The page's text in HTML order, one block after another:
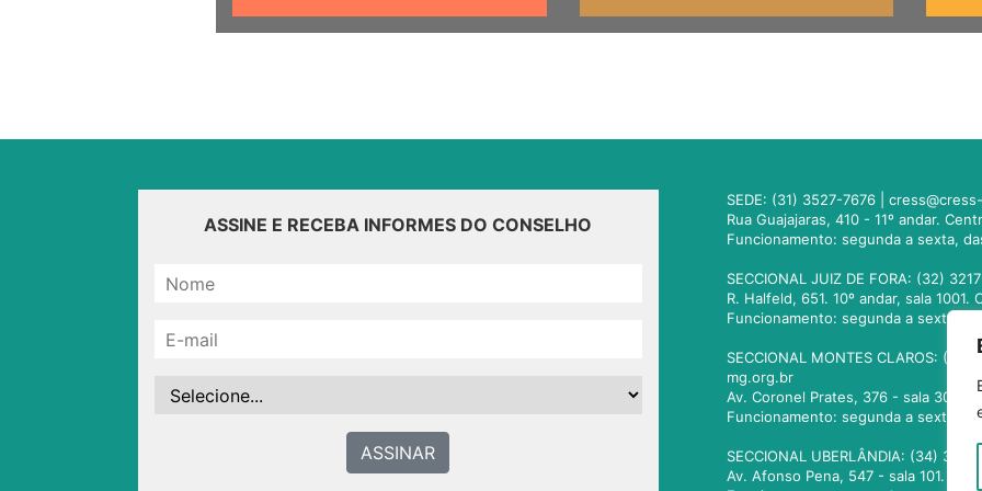
ASSINE E RECEBA INFORMES DO CONSELHO
ASSINAR
SEDE: (31) 3527-7676 |
Rua Guajajaras, 410 - 11º andar.
Funcionamento: segunda a sexta,
SECCIONAL JUIZ DE FORA: (32)
R. Halfeld, 651. 10º andar, sala
Funcionamento: segunda a sexta,
SECCIONAL MONTES CLAROS:
mg.org.br
Av. Coronel Prates, 376 - sala 301.
Funcionamento: segunda a sexta,
SECCIONAL UBERLÂNDIA: (34)
Av. Afonso Pena, 547 - sala 101.